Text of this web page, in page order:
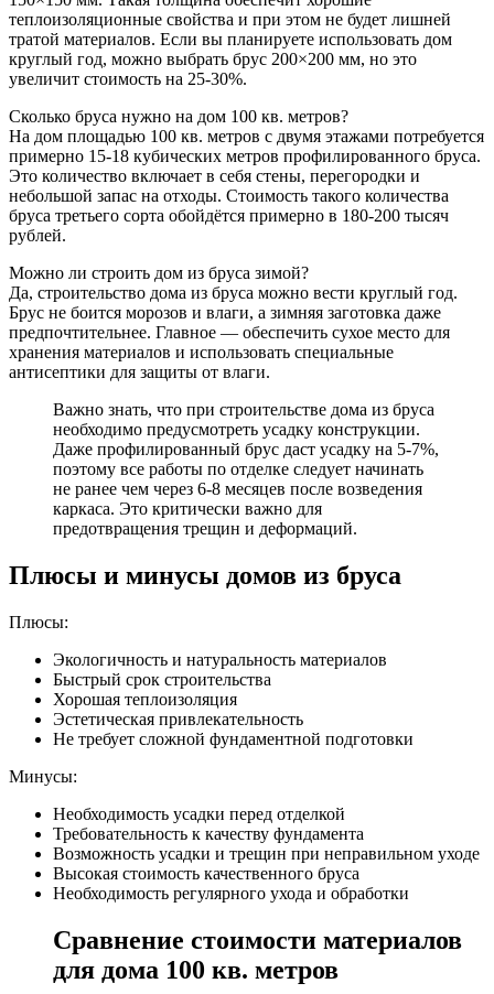
теплоизоляционные свойства и при этом не будет лишней
тратой материалов. Если вы планируете использовать дом
круглый год, можно выбрать брус 200×200 мм, но это
увеличит стоимость на 25-30%.
Сколько бруса нужно на дом 100 кв. метров?
На дом площадью 100 кв. метров с двумя этажами потребуется
примерно 15-18 кубических метров профилированного бруса.
Это количество включает в себя стены, перегородки и
небольшой запас на отходы. Стоимость такого количества
бруса третьего сорта обойдётся примерно в 180-200 тысяч
рублей.
Можно ли строить дом из бруса зимой?
Да, строительство дома из бруса можно вести круглый год.
Брус не боится морозов и влаги, а зимняя заготовка даже
предпочтительнее. Главное — обеспечить сухое место для
хранения материалов и использовать специальные
антисептики для защиты от влаги.
Важно знать, что при строительстве дома из бруса
необходимо предусмотреть усадку конструкции.
Даже профилированный брус даст усадку на 5-7%,
поэтому все работы по отделке следует начинать
не ранее чем через 6-8 месяцев после возведения
каркаса. Это критически важно для
предотвращения трещин и деформаций.
Плюсы и минусы домов из бруса
Плюсы:
Экологичность и натуральность материалов
Быстрый срок строительства
Хорошая теплоизоляция
Эстетическая привлекательность
Не требует сложной фундаментной подготовки
Минусы:
Необходимость усадки перед отделкой
Требовательность к качеству фундамента
Возможность усадки и трещин при неправильном уходе
Высокая стоимость качественного бруса
Необходимость регулярного ухода и обработки
Сравнение стоимости материалов
для дома 100 кв. метров